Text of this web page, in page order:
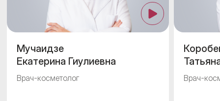
Мучаидзе
Екатерина Гиулиевна
Врач-косметолог Врач-